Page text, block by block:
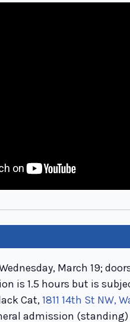
March 19;
is 1.5 hours but is
Cat,1811 14th St NW,
admission